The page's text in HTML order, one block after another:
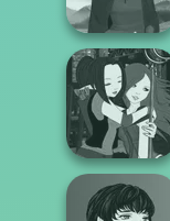
Medieval Woman